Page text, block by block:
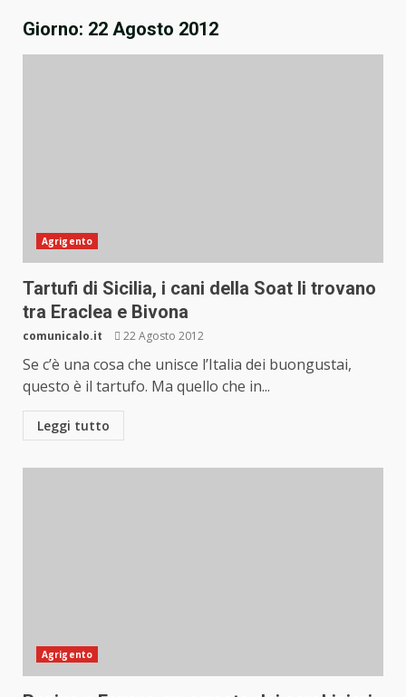
Giorno: 22 Agosto 2012
Agrigento
Tartufi di Sicilia, i cani della Soat li trovano
tra Eraclea e Bivona
comunicalo.it 22 Agosto 2012
Se c’è una cosa che unisce l’Italia dei buongustai,
questo è il tartufo. Ma quello che in...
Leggi tutto
Agrigento